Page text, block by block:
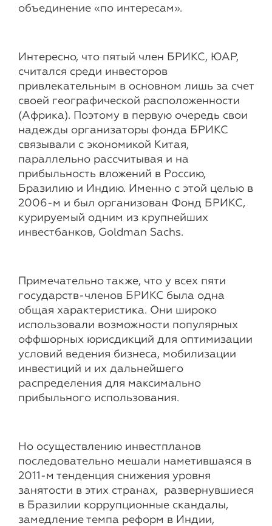
объединение «по интересам».
Интересно, что пятый член БРИКС, ЮАР,
считался среди инвесторов
привлекательным в основном лишь за счет
своей географической расположенности
(Африка). Поэтому в первую очередь свои
надежды организаторы фонда БРИКС
связывали с экономикой Китая,
параллельно рассчитывая и на
прибыльность вложений в Россию,
Бразилию и Индию. Именно с этой целью в
2006-м и был организован Фонд БРИКС,
курируемый одним из крупнейших
инвестбанков, Goldman Sachs.
Примечательно также, что у всех пяти
государств-членов БРИКС была одна
общая характеристика. Они широко
использовали возможности популярных
оффшорных юрисдикций для оптимизации
условий ведения бизнеса, мобилизации
инвестиций и их дальнейшего
распределения для максимально
прибыльного использования.
Но осуществлению инвестпланов
последовательно мешали наметившаяся в
2011-м тенденция снижения уровня
занятости в этих странах, развернувшиеся
в Бразилии коррупционные скандалы,
замедление темпа реформ в Индии,